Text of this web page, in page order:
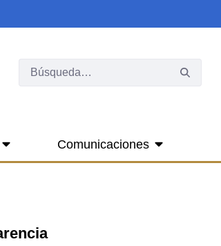
Comunicaciones